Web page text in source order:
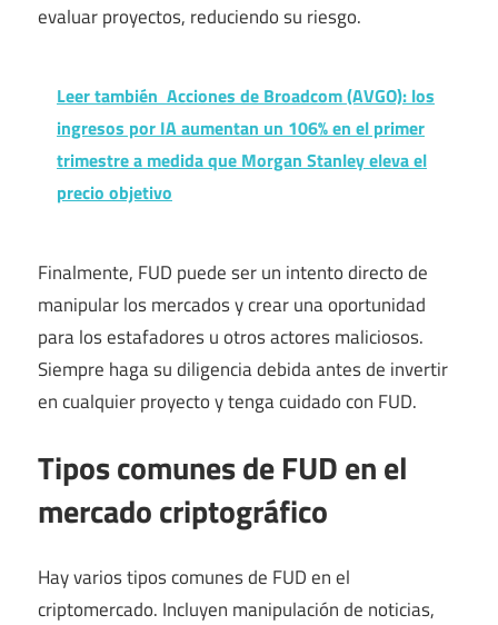
evaluar proyectos, reduciendo su riesgo.
Leer también Acciones de Broadcom (AVGO): los
ingresos por IA aumentan un 106% en el primer
trimestre a medida que Morgan Stanley eleva el
precio objetivo
Finalmente, FUD puede ser un intento directo de
manipular los mercados y crear una oportunidad
para los estafadores u otros actores maliciosos.
Siempre haga su diligencia debida antes de invertir
en cualquier proyecto y tenga cuidado con FUD.
Tipos comunes de FUD en el
mercado criptográfico
Hay varios tipos comunes de FUD en el
criptomercado. Incluyen manipulación de noticias,